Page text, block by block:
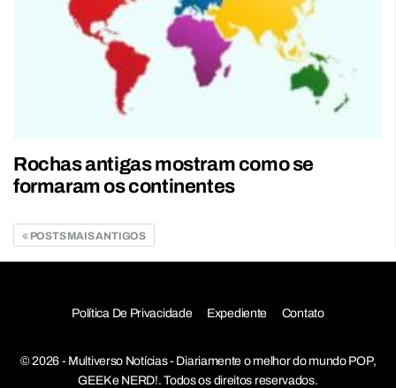
Rochas antigas mostram como se
formaram os continentes
POSTS MAIS ANTIGOS
Política De Privacidade Expediente Contato
© 2026 - Multiverso Notícias - Diariamente o melhor do mundo POP,
GEEK e NERD!. Todos os direitos reservados.